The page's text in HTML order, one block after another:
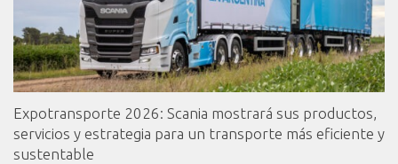
Expotransporte 2026: Scania mostrará sus productos,
servicios y estrategia para un transporte más eficiente y
sustentable